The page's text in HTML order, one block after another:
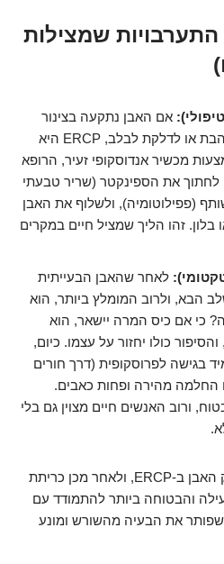
שמצילות
אם האבן נתקעה בצינור
המרה המשותף וגורמת לצהבת או לדלקת לבלב, ERCP היא
מכשיר אנדוסקופי זעיר, הרופא
לחתוך את הספינקטר (שריר טבעתי
(פפילוטומיה), ולשלוף את האבן
זהו הליך שמציל חיים במקרים
לאחר שהאבן הבעייתית
הבא, ולרוב המומלץ ביותר, הוא
כי אם כיס המרה יישאר, הוא
כולו יחזור על עצמו. כיום,
בגישה לפרוסקופית (דרך חורים
מהירה ופחות כאבים.
ורוב האנשים חיים מצוין גם בלי
השילוב של אבחון מהיר, סילוק האבן ב-ERCP, ולאחר מכן כריתת
והבטוחה ביותר להתמודד עם
שפותר את הבעיה מהשורש ומונע